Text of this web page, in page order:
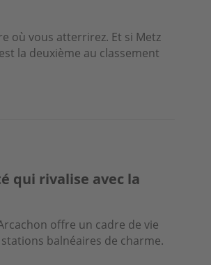
où vous atterrirez. Et si Metz
la deuxième au classement
qui rivalise avec la
offre un cadre de vie
balnéaires de charme.